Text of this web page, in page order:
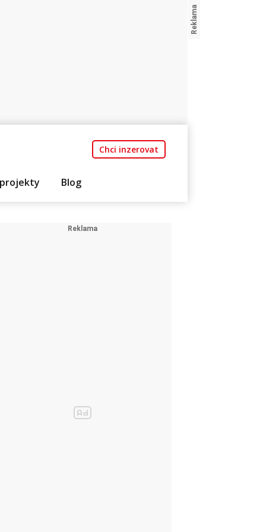
Chci inzerovat
Blog